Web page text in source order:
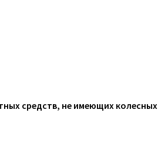
средств, не имеющих колесных